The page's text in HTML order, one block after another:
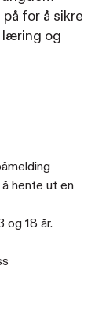
for å sikre
læring og
hente ut en
og 18 år.